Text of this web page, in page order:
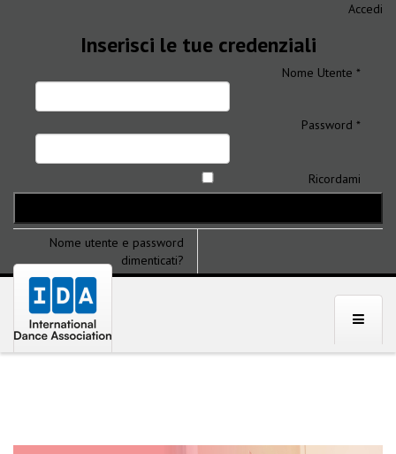
Accedi
Inserisci le tue credenziali
Nome Utente *
Password *
Ricordami
Nome utente e password
dimenticati?